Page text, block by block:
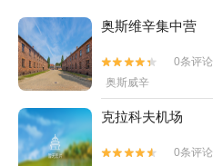
奥斯维辛集中营


0条评论
奥斯威辛
克拉科夫机场


0条评论